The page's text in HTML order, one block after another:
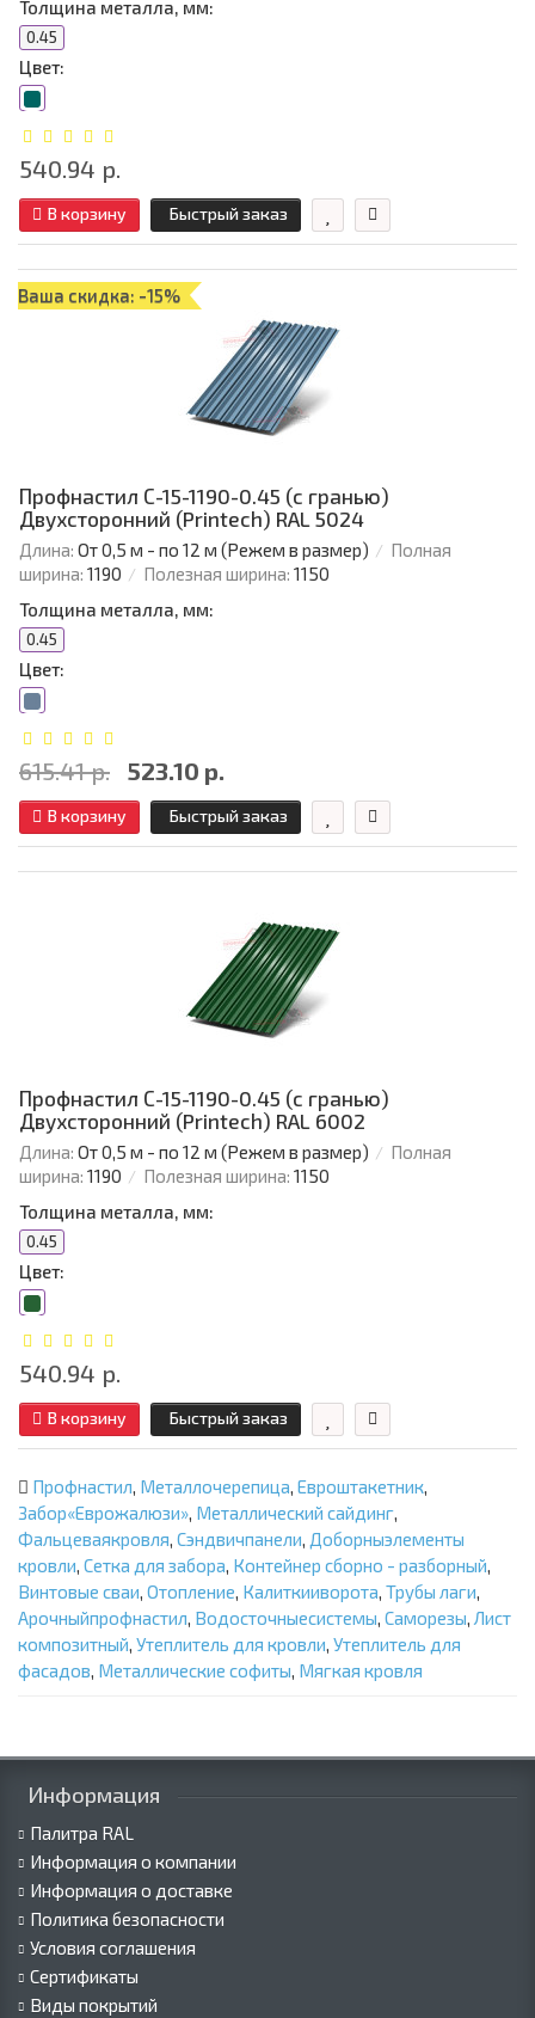
Толщина металла, мм:
0.45
Цвет:
540.94 р.
В корзину Быстрый заказ
Ваша скидка: -15%
Профнастил С-15-1190-0.45 (с гранью)
Двухсторонний (Printech) RAL 5024
Длина: От 0,5 м - по 12 м (Режем в размер)
Полная
ширина: 1190 Полезная ширина: 1150
Толщина металла, мм:
0.45
Цвет:
615.41 р. 523.10 р.
В корзину Быстрый заказ
Профнастил С-15-1190-0.45 (с гранью)
Двухсторонний (Printech) RAL 6002
Длина: От 0,5 м - по 12 м (Режем в размер)
Полная
ширина: 1190 Полезная ширина: 1150
Толщина металла, мм:
0.45
Цвет:
540.94 р.
В корзину Быстрый заказ
Профнастил, Металлочерепица, Евроштакетник,
Забор«Еврожалюзи», Металлический сайдинг,
Фальцеваякровля, Сэндвичпанели, Доборныэлементы
кровли, Сетка для забора, Контейнер сборно - разборный,
Винтовые сваи, Отопление, Калиткииворота, Трубы лаги,
Арочныйпрофнастил, Водосточныесистемы, Саморезы, Лист
композитный, Утеплитель для кровли, Утеплитель для
фасадов, Металлические софиты, Мягкая кровля
Информация
Палитра RAL
Информация о компании
Информация о доставке
Политика безопасности
Условия соглашения
Сертификаты
Виды покрытий